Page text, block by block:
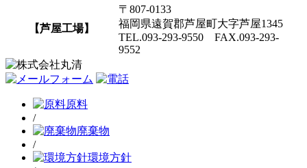
【芦屋工場】
〒807-0133
福岡県遠賀郡芦屋町大字芦屋1345
TEL.093-293-9550 FAX.093-293-
9552
原料
/
廃棄物
/
環境方針